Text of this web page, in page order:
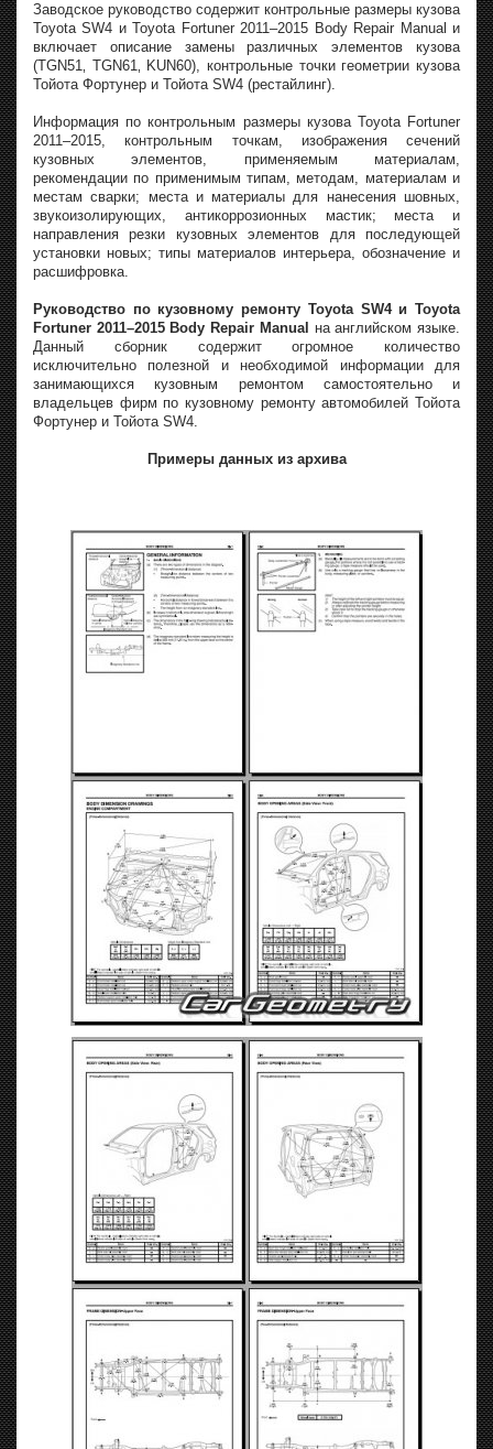
Заводское руководство содержит контрольные размеры кузова
Toyota SW4 и Toyota Fortuner 2011–2015 Body Repair Manual и
включает описание замены различных элементов кузова
(TGN51‚ TGN61‚ KUN60), контрольные точки геометрии кузова
Тойота Фортунер и Тойота SW4 (рестайлинг).
Информация по контрольным размеры кузова Toyota Fortuner
2011–2015, контрольным точкам, изображения сечений
кузовных элементов, применяемым материалам,
рекомендации по применимым типам, методам, материалам и
местам сварки; места и материалы для нанесения шовных,
звукоизолирующих, антикоррозионных мастик; места и
направления резки кузовных элементов для последующей
установки новых; типы материалов интерьера, обозначение и
расшифровка.
Руководство по кузовному ремонту Toyota SW4 и Toyota
Fortuner 2011–2015 Body Repair Manual на английском языке.
Данный сборник содержит огромное количество
исключительно полезной и необходимой информации для
занимающихся кузовным ремонтом самостоятельно и
владельцев фирм по кузовному ремонту автомобилей Тойота
Фортунер и Тойота SW4.
Примеры данных из архива